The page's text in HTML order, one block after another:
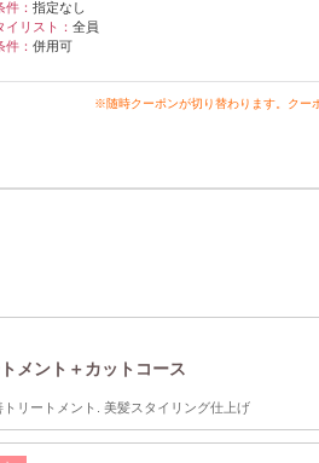
： 指定なし
イリスト： 全員
件： 併用可
※随時クーポンが切り替わります。クー
メント＋カットコース
ートメント. 美髪スタイリング仕上げ